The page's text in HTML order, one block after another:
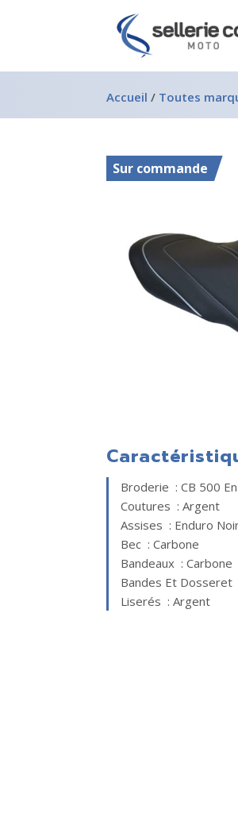
Accueil / Toutes
Sur commande
Broderie : CB 500
Coutures : Argent
Assises : Enduro
Bec : Carbone
Bandeaux : Carbone
Bandes Et Dosseret
Liserés : Argent